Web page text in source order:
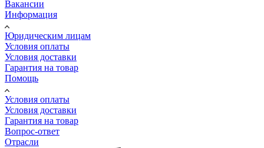
Вакансии
Информация
Юридическим лицам
Условия оплаты
Условия доставки
Гарантия на товар
Помощь
Условия оплаты
Условия доставки
Гарантия на товар
Вопрос-ответ
Отрасли